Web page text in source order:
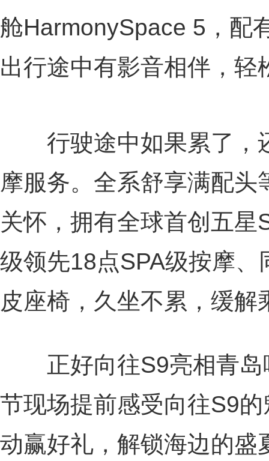
舱HarmonySpace 5，配
出行途中有影音相伴，轻
行驶途中如果累了，
摩服务。全系舒享满配
关怀，拥有全球首创五星
级领先18点SPA级按摩
皮座椅，久坐不累，缓解
正好向往S9亮相青岛
节现场提前感受向往S9
动赢好礼，解锁海边的盛